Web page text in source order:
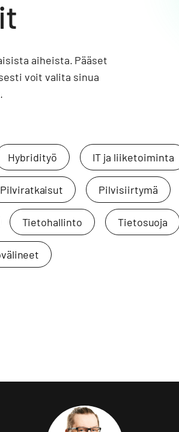
aiheista. Pääset
voit valita sinua
Hybridityö IT ja liiketoiminta
Pilviratkaisut Pilvisiirtymä
Tietohallinto Tietosuoja